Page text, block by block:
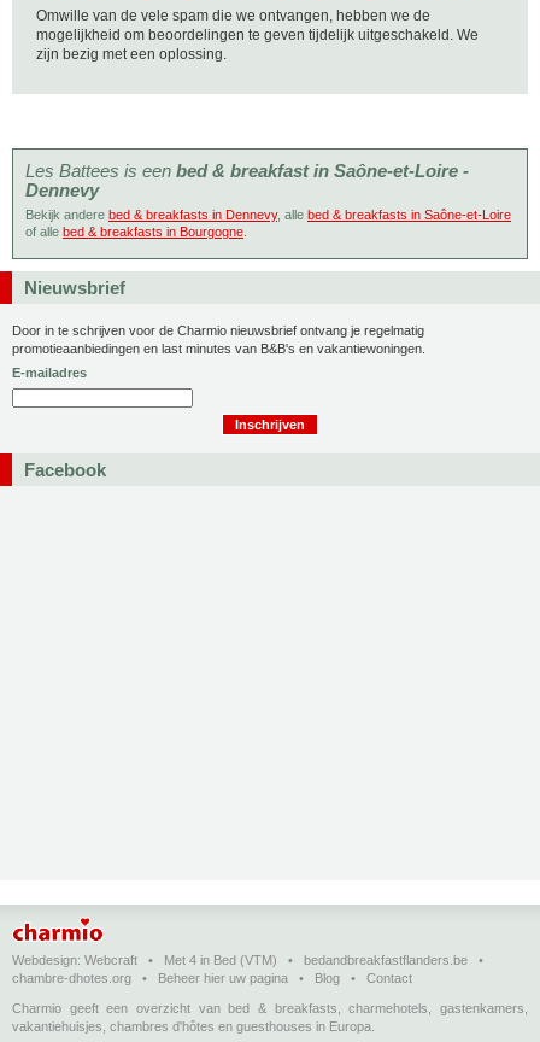
Omwille van de vele spam die we ontvangen, hebben we de
mogelijkheid om beoordelingen te geven tijdelijk uitgeschakeld. We
zijn bezig met een oplossing.
Les Battees is een bed & breakfast in Saône-et-Loire -
Dennevy
Bekijk andere bed & breakfasts in Dennevy, alle bed & breakfasts in Saône-et-Loire
of alle bed & breakfasts in Bourgogne
Nieuwsbrief
Door in te schrijven voor de Charmio nieuwsbrief ontvang je regelmatig
promotieaanbiedingen en last minutes van B&B's en vakantiewoningen.
E-mailadres
Facebook
Webdesign: Webcraft • Met 4 in Bed (VTM) • bedandbreakfastflanders.be •
chambre-dhotes.org • Beheer hier uw pagina • Blog • Contact
Charmio geeft een overzicht van bed & breakfasts, charmehotels, gastenkamers,
vakantiehuisjes, chambres d'hôtes en guesthouses in Europa.